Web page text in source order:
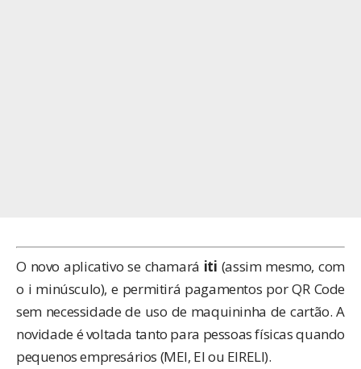
O novo aplicativo se chamará iti (assim mesmo, com
o i minúsculo), e permitirá pagamentos por QR Code
sem necessidade de uso de maquininha de cartão. A
novidade é voltada tanto para pessoas físicas quando
pequenos empresários (MEI, EI ou EIRELI).